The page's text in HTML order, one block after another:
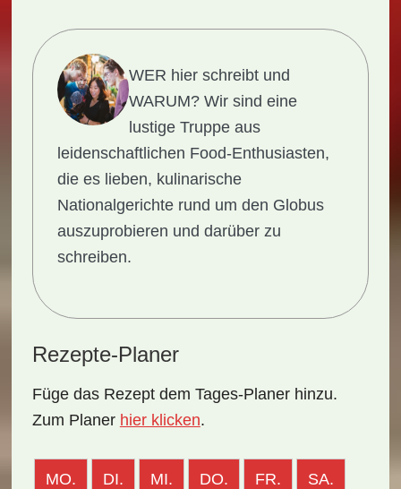
WER hier schreibt und
WARUM?Wir sind eine
lustige Truppe aus
leidenschaftlichen Food-Enthusiasten,
die es lieben, kulinarische
Nationalgerichte rund um den Globus
auszuprobieren und darüber zu
schreiben.
Rezepte-Planer
Füge das Rezept dem Tages-Planer hinzu.
Zum Planer hier klicken.
MO. DI. MI. DO. FR. SA.